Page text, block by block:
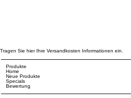
Tragen Sie hier Ihre Versandkosten Informationen ein.
Produkte
Home
Neue Produkte
Specials
Bewertung